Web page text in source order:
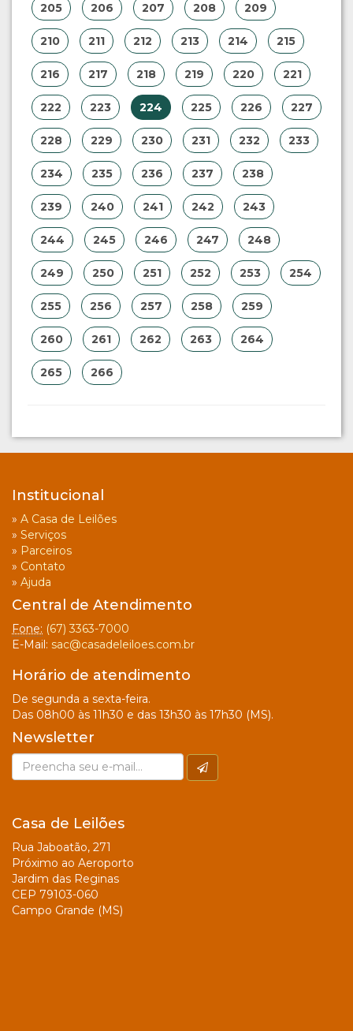
205 206 207 208 209
210 211 212 213 214 215
216 217 218 219 220 221
222 223 224 225 226 227
228 229 230 231 232 233
234 235 236 237 238
239 240 241 242 243
244 245 246 247 248
249 250 251 252 253 254
255 256 257 258 259
260 261 262 263 264
265 266
Institucional
» A Casa de Leilões
» Serviços
» Parceiros
» Contato
» Ajuda
Central de Atendimento
Fone: (67) 3363-7000
E-Mail: sac@casadeleiloes.com.br
Horário de atendimento
De segunda a sexta-feira.
Das 08h00 às 11h30 e das 13h30 às 17h30 (MS).
Newsletter
Casa de Leilões
Rua Jaboatão, 271
Próximo ao Aeroporto
Jardim das Reginas
CEP 79103-060
Campo Grande (MS)